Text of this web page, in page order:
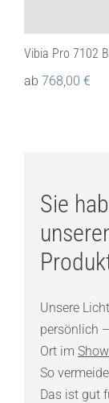
Vibia Pro 7102
ab 768,00 €
Sie
Unsere
persönlich
Ort im
So
Das ist gut